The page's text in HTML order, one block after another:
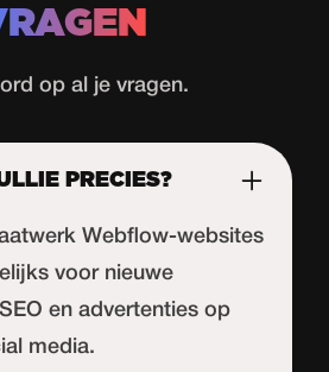
op al je vragen.
PRECIES?
Webflow-websites
voor nieuwe
en advertenties op
media.